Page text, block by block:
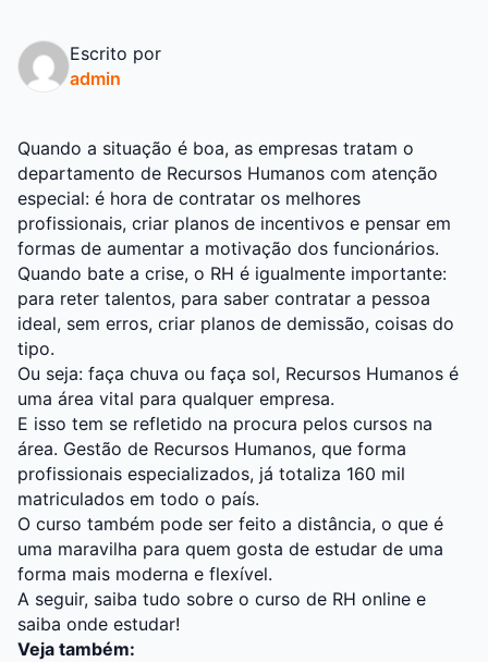
Escrito por
admin
Quando a situação é boa, as empresas tratam o
departamento de Recursos Humanos com atenção
especial: é hora de contratar os melhores
profissionais, criar planos de incentivos e pensar em
formas de aumentar a motivação dos funcionários.
Quando bate a crise, o RH é igualmente importante:
para reter talentos, para saber contratar a pessoa
ideal, sem erros, criar planos de demissão, coisas do
tipo.
Ou seja: faça chuva ou faça sol, Recursos Humanos é
uma área vital para qualquer empresa.
E isso tem se refletido na procura pelos cursos na
área. Gestão de Recursos Humanos, que forma
profissionais especializados, já totaliza 160 mil
matriculados em todo o país.
O curso também pode ser feito a distância, o que é
uma maravilha para quem gosta de estudar de uma
forma mais moderna e flexível.
A seguir, saiba tudo sobre o curso de RH online e
saiba onde estudar!
Veja também: